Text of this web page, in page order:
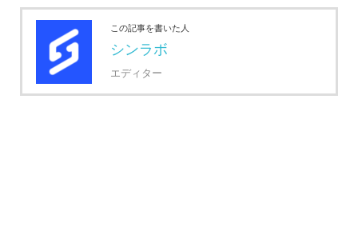
この記事を書いた人
シンラボ
エディター